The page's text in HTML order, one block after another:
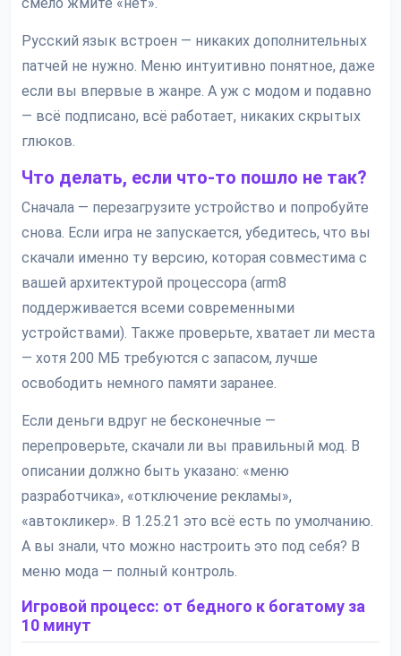
смело жмите «нет».
Русский язык встроен — никаких дополнительных
патчей не нужно. Меню интуитивно понятное, даже
если вы впервые в жанре. А уж с модом и подавно
— всё подписано, всё работает, никаких скрытых
глюков.
Что делать, если что-то пошло не так?
Сначала — перезагрузите устройство и попробуйте
снова. Если игра не запускается, убедитесь, что вы
скачали именно ту версию, которая совместима с
вашей архитектурой процессора (arm8
поддерживается всеми современными
устройствами). Также проверьте, хватает ли места
— хотя 200 МБ требуются с запасом, лучше
освободить немного памяти заранее.
Если деньги вдруг не бесконечные —
перепроверьте, скачали ли вы правильный мод. В
описании должно быть указано: «меню
разработчика», «отключение рекламы»,
«автокликер». В 1.25.21 это всё есть по умолчанию.
А вы знали, что можно настроить это под себя? В
меню мода — полный контроль.
Игровой процесс: от бедного к богатому за
10 минут